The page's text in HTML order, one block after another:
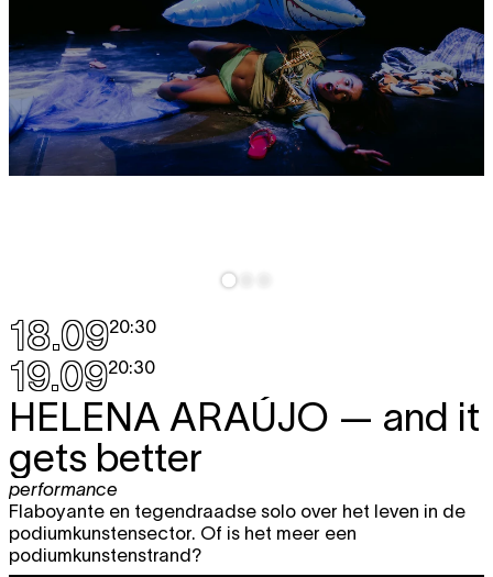
18.0920:30
19.0920:30
HELENA ARAÚJO — and it
gets better
performance
Flaboyante en tegendraadse solo over het leven in de
podiumkunstensector. Of is het meer een
podiumkunstenstrand?